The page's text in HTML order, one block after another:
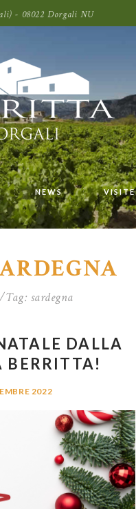
- 08022 Dorgali NU
NEWS VISITE
Tag: sardegna
DALLA
BERRITTA!
2022